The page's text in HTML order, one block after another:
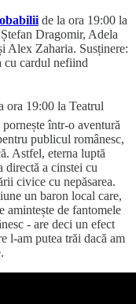
de la ora 19:00 la
Dragomir, Adela
Alex Zaharia. Susținere:
cu cardul nefiind
ora 19:00 la Teatrul
într-o aventură
publicul românesc,
Astfel, eterna luptă
directă a cinstei cu
civice cu nepăsarea.
un baron local care,
amintește de fantomele
- are deci un efect
l-am putea trăi dacă am